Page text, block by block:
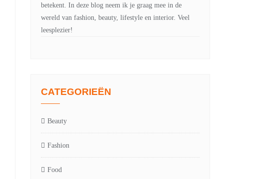
betekent. In deze blog neem ik je graag mee in de
wereld van fashion, beauty, lifestyle en interior. Veel
leesplezier!
CATEGORIEËN
Beauty
Fashion
Food